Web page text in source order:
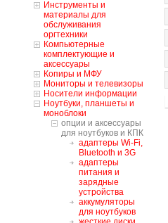
Инструменты и
материалы для
обслуживания
оргтехники
Компьютерные
комплектующие и
аксессуары
Копиры и МФУ
Мониторы и телевизоры
Носители информации
Ноутбуки, планшеты и
моноблоки
oпции и аксессуары
для ноутбуков и КПК
адаптеры Wi-Fi,
Bluetooth и 3G
адаптеры
питания и
зарядные
устройства
аккумуляторы
для ноутбуков